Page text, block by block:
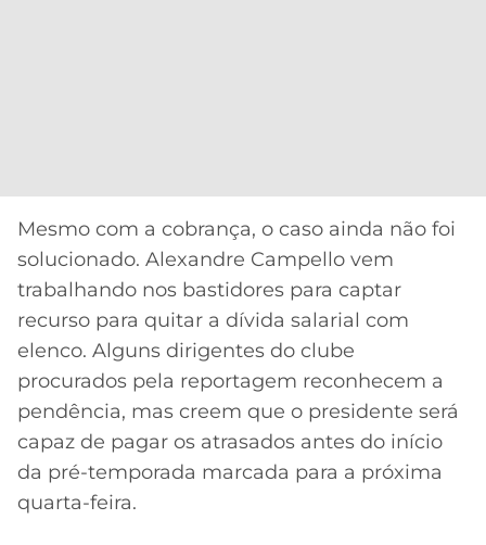
Mesmo com a cobrança, o caso ainda não foi
solucionado. Alexandre Campello vem
trabalhando nos bastidores para captar
recurso para quitar a dívida salarial com
elenco. Alguns dirigentes do clube
procurados pela reportagem reconhecem a
pendência, mas creem que o presidente será
capaz de pagar os atrasados antes do início
da pré-temporada marcada para a próxima
quarta-feira.